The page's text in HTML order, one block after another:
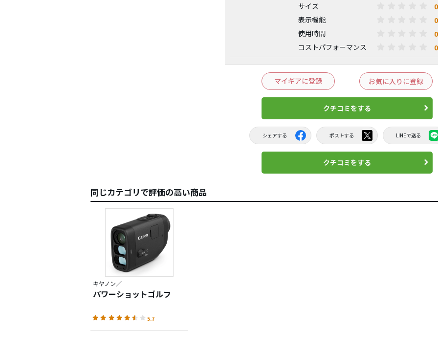
サイズ
表示機能
使用時間
コストパフォーマンス
マイギアに登録 お気に入りに登録
クチコミをする
シェアする ポストする LINEで送る
クチコミをする
同じカテゴリで評価の高い商品
キヤノン／
パワーショットゴルフ
5.7